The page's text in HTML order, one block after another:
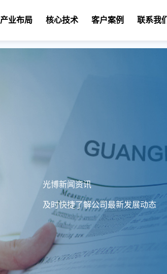
产业布局 核心技术 客户案例 联系我们
光博新闻资讯
及时快捷了解公司最新发展动态